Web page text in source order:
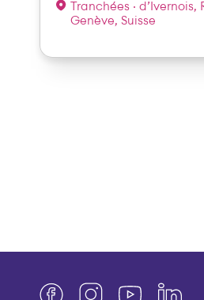
Tranchées ·
Genève, Suisse
FacebookInstagramYouTube